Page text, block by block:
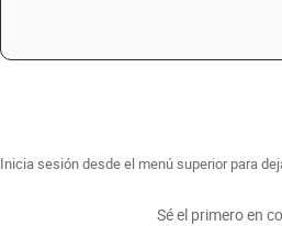
Inicia sesión desde el menú superior para
Sé el primero en